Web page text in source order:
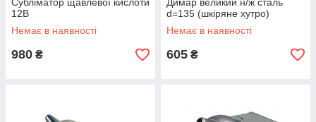
12В
Немає в наявності
980 ₴
d=135 (шкіряне хутро)
Немає в наявності
605 ₴